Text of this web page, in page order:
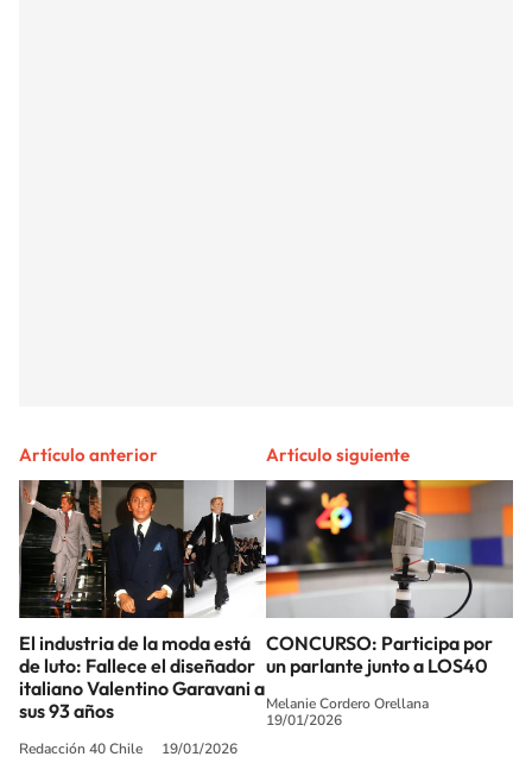
Artículo anterior
El industria de la moda está
de luto: Fallece el diseñador
italiano Valentino Garavani a
sus 93 años
Redacción 40 Chile 19/01/2026
Artículo siguiente
CONCURSO: Participa por
un parlante junto a LOS40
Melanie Cordero Orellana
19/01/2026